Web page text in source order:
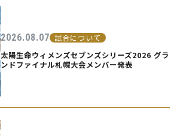
2026.08.07 試合について
太陽生命ウィメンズセブンズシリーズ2026 グラ
ンドファイナル札幌大会メンバー発表